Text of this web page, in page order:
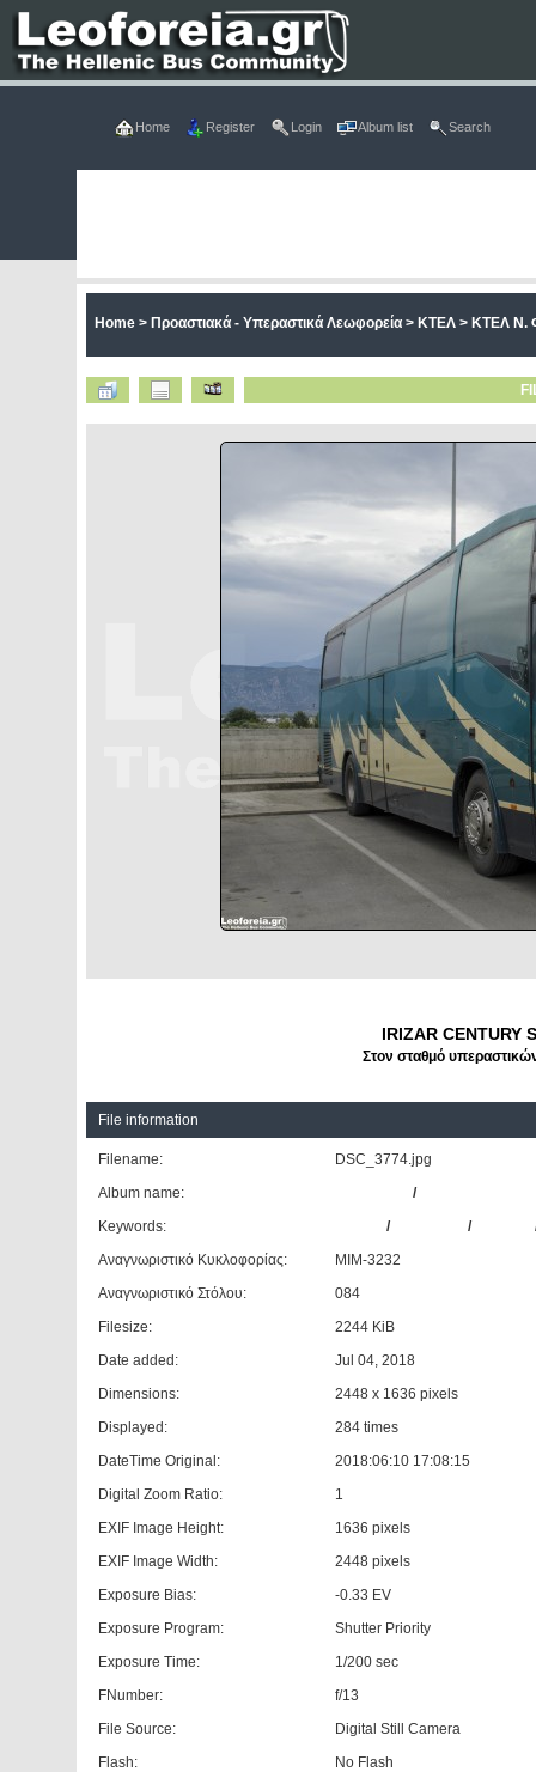
Home Register Login Album list Search
Home> Προαστιακά - Υπεραστικά Λεωφορεία> ΚΤΕΛ> ΚΤΕΛ Ν.
IRIZAR
Στον σταθμό
File information
Filename:
DSC_3774.jpg
Album name:
/
Keywords:
/ /
Αναγνωριστικό Κυκλοφορίας:
MIM-3232
Αναγνωριστικό Στόλου:
084
Filesize:
2244 KiB
Date added:
Jul 04, 2018
Dimensions:
2448 x 1636 pixels
Displayed:
284 times
DateTime Original:
2018:06:10 17:08:15
Digital Zoom Ratio:
1
EXIF Image Height:
1636 pixels
EXIF Image Width:
2448 pixels
Exposure Bias:
-0.33 EV
Exposure Program:
Shutter Priority
Exposure Time:
1/200 sec
FNumber:
f/13
File Source:
Digital Still Camera
Flash:
No Flash